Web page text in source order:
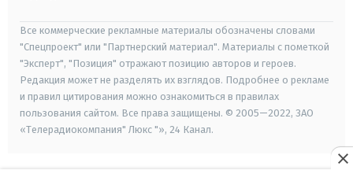
Все коммерческие рекламные материалы обозначены словами
"Спецпроект" или "Партнерский материал". Материалы с пометкой
"Эксперт", "Позиция" отражают позицию авторов и героев.
Редакция может не разделять их взглядов. Подробнее о рекламе
и правил цитирования можно ознакомиться в правилах
пользования сайтом. Все права защищены. © 2005—2022, ЗАО
«Телерадиокомпания" Люкс "», 24 Канал.